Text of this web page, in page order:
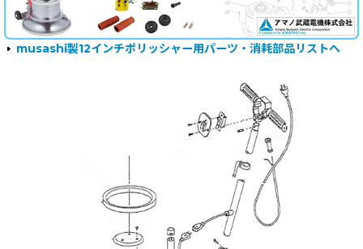
musashi製12インチポリッシャー用パーツ・消耗部品リストへ